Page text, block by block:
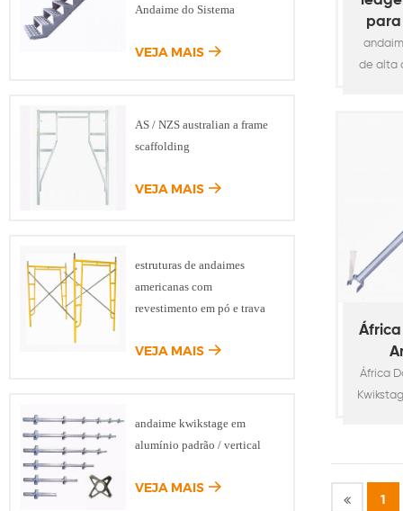
para
de alta
a
África
África
1
Andaime do Sistema
VEJA MAIS
AS / NZS australian a frame
scaffolding
VEJA MAIS
estruturas de andaimes
americanas com
revestimento em pó e trava
VEJA MAIS
andaime kwikstage em
alumínio padrão / vertical
VEJA MAIS